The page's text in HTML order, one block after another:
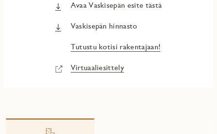
Avaa Vaskisepän esite tästä
Vaskisepän hinnasto
Tutustu kotisi rakentajaan!
Virtuaaliesittely